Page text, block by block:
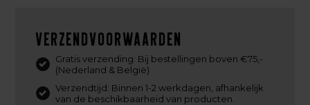
Verzendvoorwaarden
Gratis verzending: Bij bestellingen boven €75,-
(Nederland & België)
Verzendtijd: Binnen 1-2 werkdagen, afhankelijk
van de beschikbaarheid van producten.